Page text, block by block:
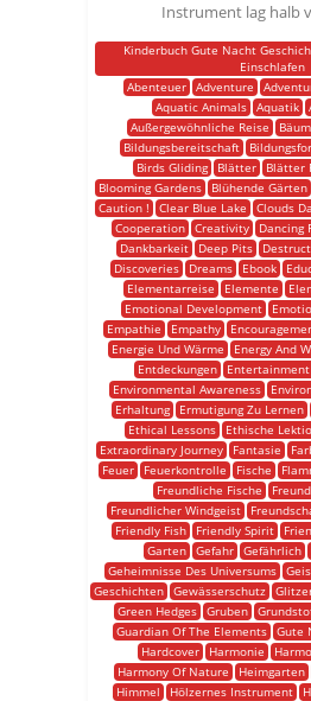
Instrument lag halb
Kinderbuch Gute Nacht
Einschlafen
Abenteuer
Adventure
Aquatic Animals
Aquatik
Außergewöhnliche Reise
Bildungsbereitschaft
Birds Gliding
Blätter Blätter
Blooming Gardens
Blühende Gärten
Caution !
Clear Blue Lake Clouds
Cooperation
Creativity Dancing
Dankbarkeit
Deep Pits
Discoveries
Dreams Ebook
Elementarreise
Elemente
Emotional Development
Empathie
Empathy
Energie Und Wärme
Energy And
Entdeckungen
Environmental Awareness
Erhaltung
Ermutigung Zu Lernen
Ethical Lessons
Ethische
Extraordinary Journey
Fantasie
Feuer
Feuerkontrolle Fische
Freundliche Fische
Freundlicher Windgeist
Friendly Fish
Friendly Spirit
Garten Gefahr Gefährlich
Geheimnisse Des Universums
Geschichten Gewässerschutz
Green Hedges Gruben
Guardian Of The Elements Gute
Hardcover
Harmonie
Harmony Of Nature
Heimgarten
Himmel
Hölzernes Instrument